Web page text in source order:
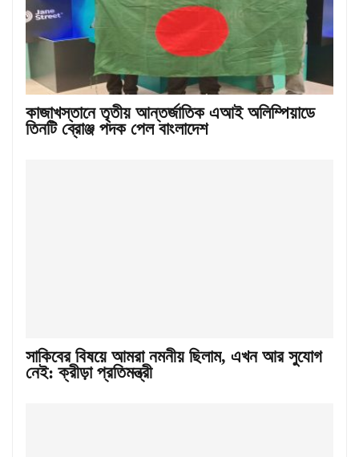
কাজাখস্তানে তৃতীয় আন্তর্জাতিক এআই অলিম্পিয়াডে
তিনটি ব্রোঞ্জ পদক পেল বাংলাদেশ
সাকিবের বিষয়ে আমরা নমনীয় ছিলাম, এখন আর সুযোগ
নেই: ক্রীড়া প্রতিমন্ত্রী